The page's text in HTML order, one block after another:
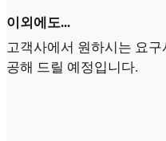
이외에도...
고객사에서 원하시는 요
공해 드릴 예정입니다.